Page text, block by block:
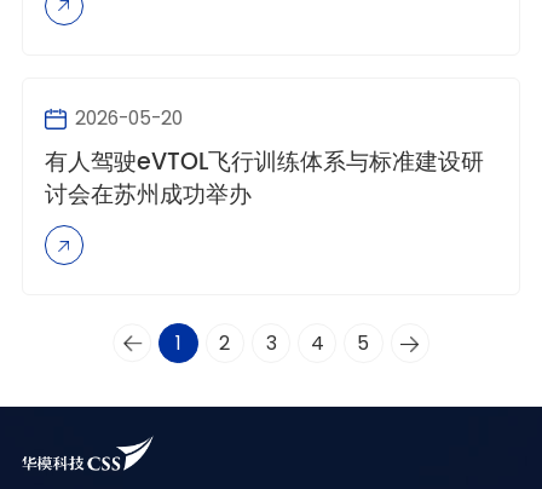
2026-05-20
有人驾驶eVTOL飞行训练体系与标准建设研
讨会在苏州成功举办
1 2 3 4 5